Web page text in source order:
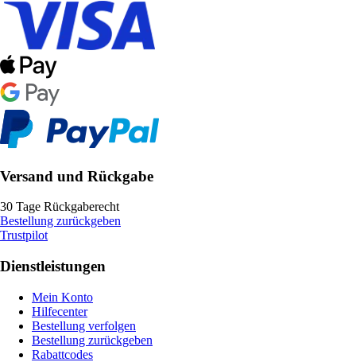
Versand und Rückgabe
30 Tage Rückgaberecht
Bestellung zurückgeben
Trustpilot
Dienstleistungen
Mein Konto
Hilfecenter
Bestellung verfolgen
Bestellung zurückgeben
Rabattcodes